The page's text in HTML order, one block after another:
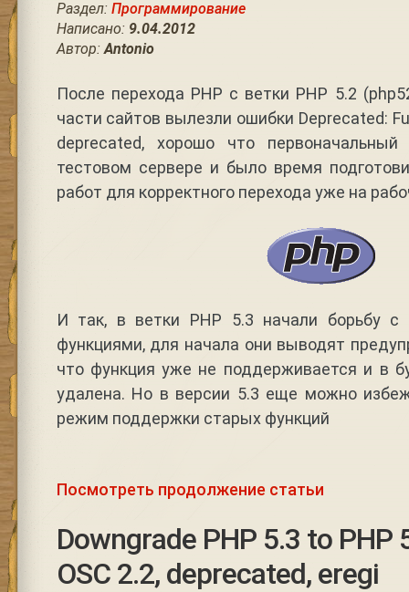
Раздел: Программирование
Написано: 9.04.2012
Автор:Antonio
После перехода PHP с ветки PHP 5.2
части сайтов вылезли ошибки Deprecated:
deprecated, хорошо что
тестовом сервере и было время
работ для корректного перехода уже на
И так, в ветки PHP 5.3 начали борьбу
функциями, для начала они выводят
что функция уже не поддерживается и в
удалена. Но в версии 5.3 еще можно
режим поддержки старых функций
Посмотреть продолжение статьи
Downgrade PHP 5.3 to PHP
OSC 2.2, deprecated, eregi